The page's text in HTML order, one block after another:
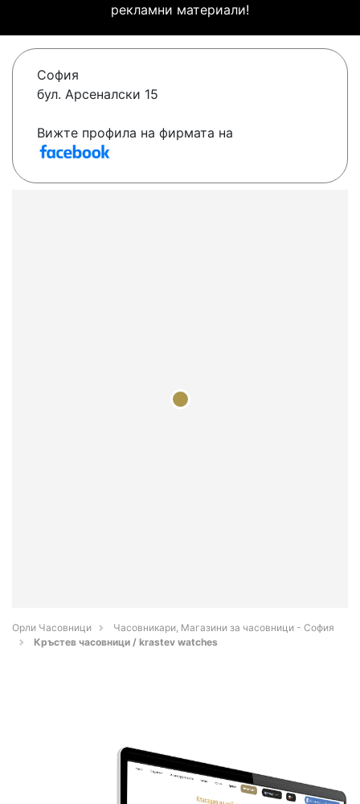
рекламни материали!
София
бул. Арсеналски 15
Вижте профила на фирмата на
Орли Часовници
Часовникари, Магазини за часовници - София
Кръстев часовници / krastev watches